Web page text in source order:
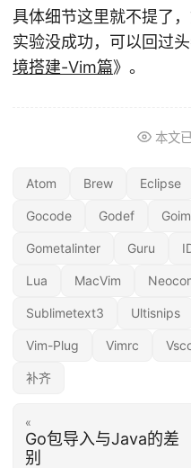
具体细节这里就不提了
实验没成功，可以回过
境搭建-Vim篇》。
本文
Atom Brew Eclipse
Gocode Godef
Gometalinter Guru
Lua MacVim
Sublimetext3 Ultisnips
Vim-Plug Vimrc
补齐
«
Go包导入与Java的差
别